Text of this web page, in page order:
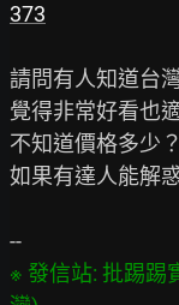
373
請問有人知道台
覺得非常好看也
不知道價格多少
如果有達人能解
※ 發信站: 批踢踢